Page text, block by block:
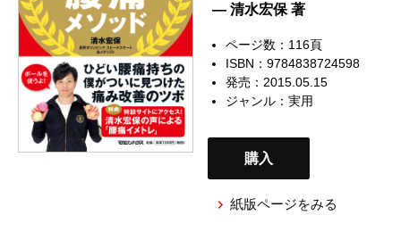
— 清水宏保 著
ページ数：116頁
ISBN：9784838724598
発売：2015.05.15
ジャンル：実用
購入
紙版ページをみる